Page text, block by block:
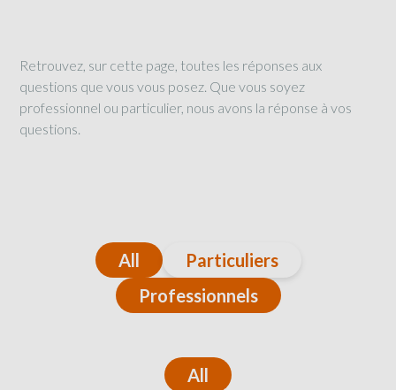
Retrouvez, sur cette page, toutes les réponses aux
questions que vous vous posez. Que vous soyez
professionnel ou particulier, nous avons la réponse à vos
questions.
All
Particuliers
Professionnels
All